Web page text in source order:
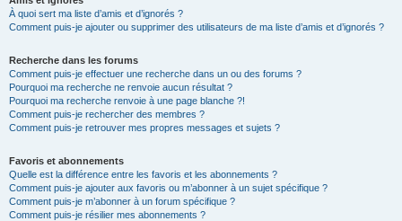
À quoi sert ma liste d’amis et d’ignorés ?
Comment puis-je ajouter ou supprimer des utilisateurs de ma liste d’amis et d’ignorés ?
Recherche dans les forums
Comment puis-je effectuer une recherche dans un ou des forums ?
Pourquoi ma recherche ne renvoie aucun résultat ?
Pourquoi ma recherche renvoie à une page blanche ?!
Comment puis-je rechercher des membres ?
Comment puis-je retrouver mes propres messages et sujets ?
Favoris et abonnements
Quelle est la différence entre les favoris et les abonnements ?
Comment puis-je ajouter aux favoris ou m’abonner à un sujet spécifique ?
Comment puis-je m’abonner à un forum spécifique ?
Comment puis-je résilier mes abonnements ?